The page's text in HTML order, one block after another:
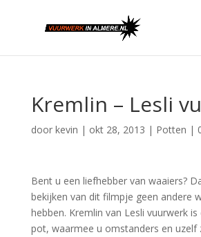
Kremlin – Lesli
door kevin | okt 28, 2013 | Potten |
Bent u een liefhebber van waaiers?
bekijken van dit filmpje geen andere
hebben. Kremlin van Lesli vuurwerk
pot, waarmee u omstanders en uzelf